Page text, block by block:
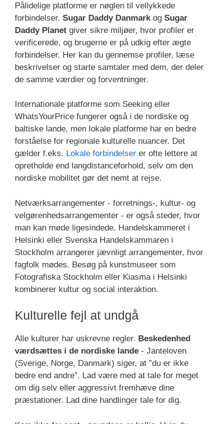
Pålidelige platforme er nøglen til vellykkede
forbindelser. Sugar Daddy Danmark og Sugar
Daddy Planet giver sikre miljøer, hvor profiler er
verificerede, og brugerne er på udkig efter ægte
forbindelser. Her kan du gennemse profiler, læse
beskrivelser og starte samtaler med dem, der deler
de samme værdier og forventninger.
Internationale platforme som Seeking eller
WhatsYourPrice fungerer også i de nordiske og
baltiske lande, men lokale platforme har en bedre
forståelse for regionale kulturelle nuancer. Det
gælder f.eks. Lokale forbindelser er ofte lettere at
opretholde end langdistanceforhold, selv om den
nordiske mobilitet gør det nemt at rejse.
Netværksarrangementer - forretnings-, kultur- og
velgørenhedsarrangementer - er også steder, hvor
man kan møde ligesindede. Handelskammeret i
Helsinki eller Svenska Handelskammaren i
Stockholm arrangerer jævnligt arrangementer, hvor
fagfolk mødes. Besøg på kunstmuseer som
Fotografiska Stockholm eller Kiasma i Helsinki
kombinerer kultur og social interaktion.
Kulturelle fejl at undgå
Alle kulturer har uskrevne regler. Beskedenhed
værdsættes i de nordiske lande - Janteloven
(Sverige, Norge, Danmark) siger, at ”du er ikke
bedre end andre”. Lad være med at tale for meget
om dig selv eller aggressivt fremhæve dine
præstationer. Lad dine handlinger tale for dig.